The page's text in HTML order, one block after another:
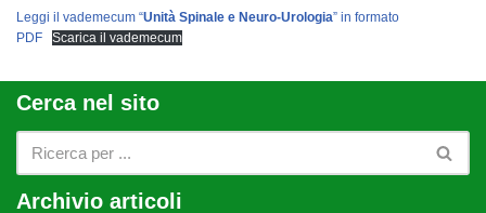
Leggi il vademecum “Unità Spinale e Neuro-Urologia” in formato
PDF
Scarica il vademecum
Cerca nel sito
Archivio articoli